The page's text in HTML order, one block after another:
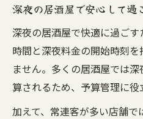
深夜の居酒屋で安心して過
深夜の居酒屋で快適に過ご
時間と深夜料金の開始時刻
ません。多くの居酒屋では
算されるため、予算管理に役
加えて、常連客が多い店舗